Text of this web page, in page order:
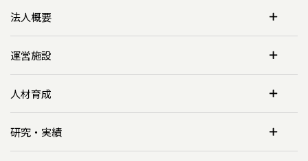
法人概要
運営施設
人材育成
研究・実績